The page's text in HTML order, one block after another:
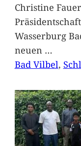
Christine
Wasserburg
neuen …
Bad Vilbel,